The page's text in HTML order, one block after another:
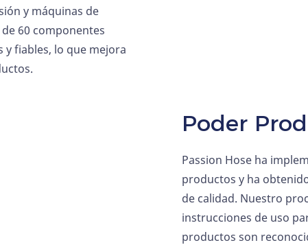
y máquinas de
60 componentes
fiables, lo que mejora
Poder
Passion Hose ha
productos y ha
de calidad. Nuestro
instrucciones de uso
productos son